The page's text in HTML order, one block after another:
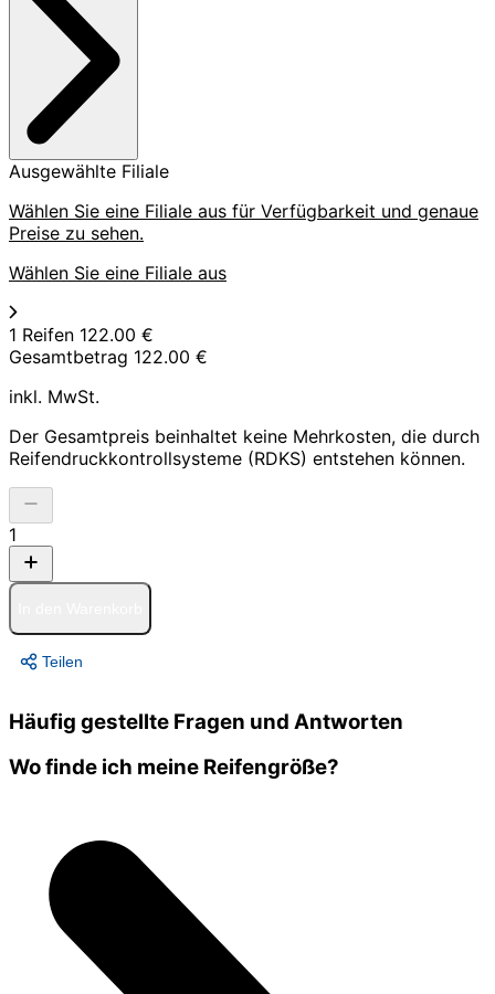
Ausgewählte Filiale
Wählen Sie eine Filiale aus für Verfügbarkeit und genaue
Preise zu sehen.
Wählen Sie eine Filiale aus
1 Reifen 122.00 €
Gesamtbetrag 122.00 €
inkl. MwSt.
Der Gesamtpreis beinhaltet keine Mehrkosten, die durch
Reifendruckkontrollsysteme (RDKS) entstehen können.
1
Teilen
Häufig gestellte Fragen und Antworten
Wo finde ich meine Reifengröße?